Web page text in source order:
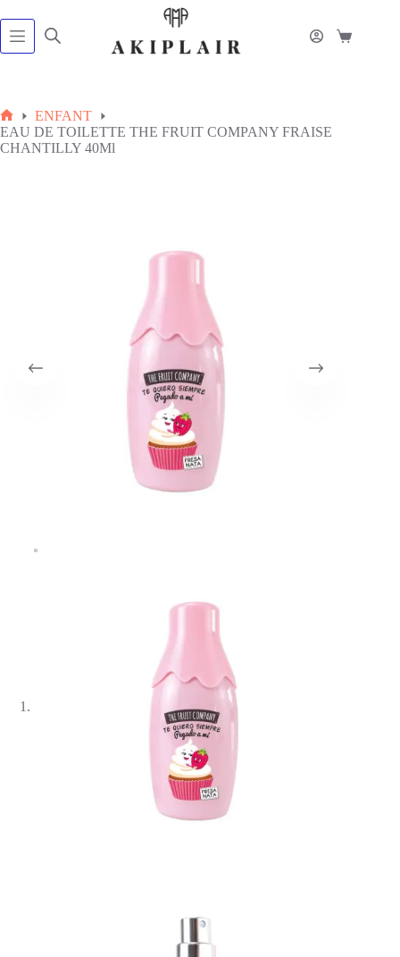
au
contenu
Panier
Accueil
ENFANT
EAU DE TOILETTE THE FRUIT COMPANY FRAISE
CHANTILLY 40Ml